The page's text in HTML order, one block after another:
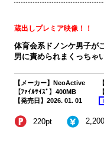
蔵出しプレミア映像！！
体育会系ドノンケ男子が
男に責められまくっちゃ
【メーカー】NeoActive
【ﾌｧｲﾙｻｲｽﾞ】400MB
【発売日】2026. 01. 01
220pt